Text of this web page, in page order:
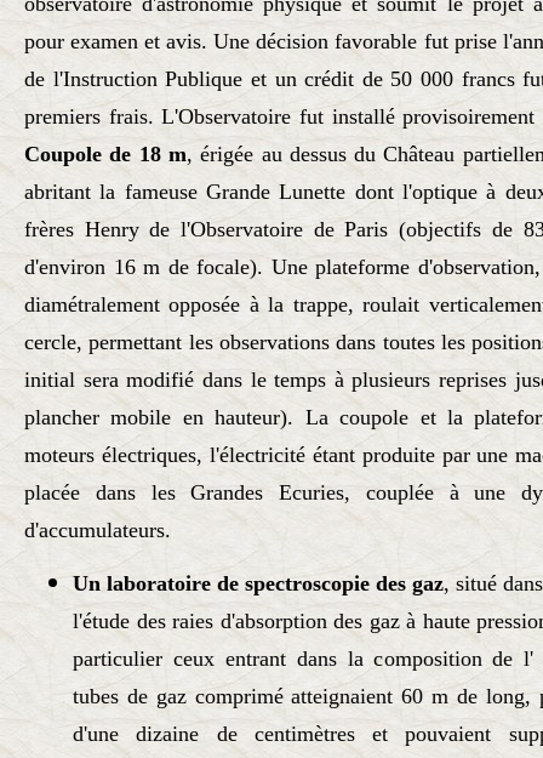
pour examen et avis. Une décision favorable fut prise
de l'Instruction Publique et un crédit de 50 000 francs
premiers frais. L'Observatoire fut installé
Coupole de 18 m, érigée au dessus du Château
abritant la fameuse Grande Lunette dont l'optique à
frères Henry de l'Observatoire de Paris (objectifs de
d'environ 16 m de focale). Une plateforme
diamétralement opposée à la trappe, roulait
cercle, permettant les observations dans toutes les
initial sera modifié dans le temps à plusieurs reprises
plancher mobile en hauteur). La coupole et la
moteurs électriques, l'électricité étant produite par une
placée dans les Grandes Ecuries, couplée à une
d'accumulateurs.
Un laboratoire de spectroscopie des gaz, situé
l'étude des raies d'absorption des gaz à haute
particulier ceux entrant dans la composition de l'
tubes de gaz comprimé atteignaient 60 m de long,
d'une dizaine de centimètres et pouvaient